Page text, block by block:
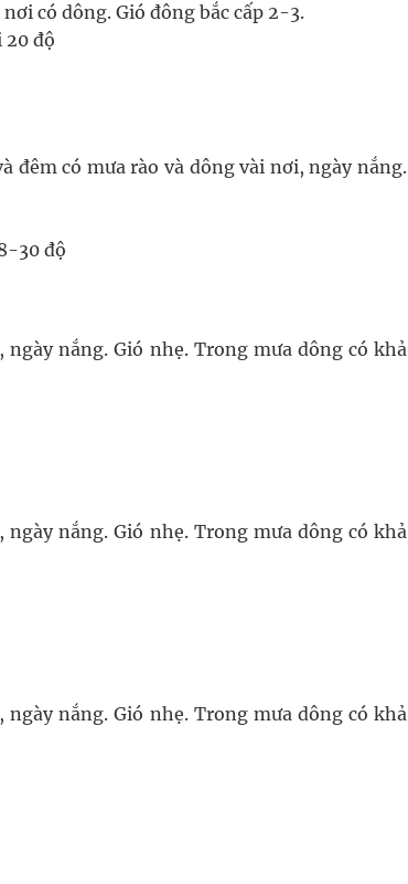
có dông. Gió đông bắc cấp 2-3.
độ
đêm có mưa rào và dông vài nơi, ngày nắng.
30 độ
nắng. Gió nhẹ. Trong mưa dông có khả
nắng. Gió nhẹ. Trong mưa dông có khả
nắng. Gió nhẹ. Trong mưa dông có khả